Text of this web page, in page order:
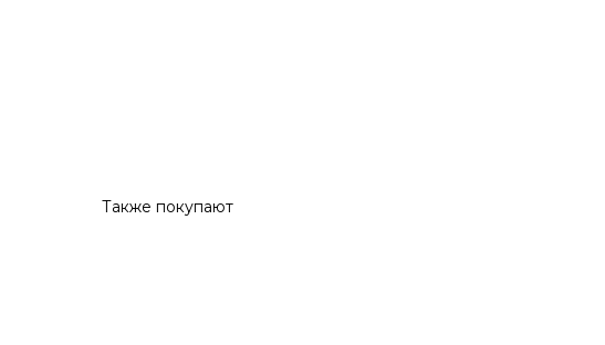
Также покупают